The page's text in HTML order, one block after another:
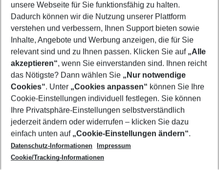
Mehr Filter anzeigen
Footer
Footer navigation
Über uns
AGB
Cookie-Einstellungen ändern
Cookie-Richtlinie
Datenschutz
Service & Hilfe
Barrierefreies Reisen
Check-in
Folgen Sie uns
unsere Webseite für Sie funktionsfähig zu halten.
Dadurch können wir die Nutzung unserer Plattform
verstehen und verbessern, Ihnen Support bieten sowie
Inhalte, Angebote und Werbung anzeigen, die für Sie
relevant sind und zu Ihnen passen. Klicken Sie auf „Alle
akzeptieren“, wenn Sie einverstanden sind. Ihnen reicht
das Nötigste? Dann wählen Sie „Nur notwendige
Cookies“. Unter „Cookies anpassen“ können Sie Ihre
Cookie-Einstellungen individuell festlegen. Sie können
Ihre Privatsphäre-Einstellungen selbstverständlich
jederzeit ändern oder widerrufen – klicken Sie dazu
einfach unten auf „Cookie-Einstellungen ändern“.
Datenschutz-Informationen
Impressum
Cookie/Tracking-Informationen